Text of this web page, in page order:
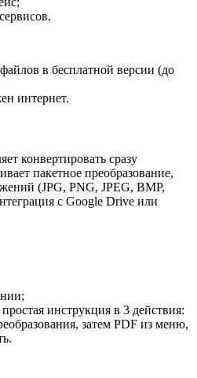
в бесплатной версии (до
интернет.
конвертировать сразу
пакетное преобразование,
(JPG, PNG, JPEG, BMP,
с Google Drive или
инструкция в 3 действия:
затем PDF из меню,